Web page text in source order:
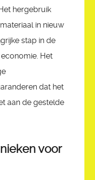
hergebruik
in nieuw
stap in de
Het
dat het
aan de gestelde
voor